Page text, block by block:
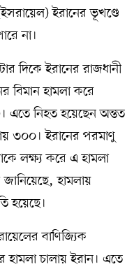
ইরানের ভূখণ্ডে
না।
দিকে ইরানের রাজধানী
বিমান হামলা করে
এতে নিহত হয়েছেন অন্তত
৩০০। ইরানের পরমাণু
লক্ষ্য করে এ হামলা
জানিয়েছে, হামলায়
হয়েছে।
বাণিজ্যিক
চালায় ইরান। এতে